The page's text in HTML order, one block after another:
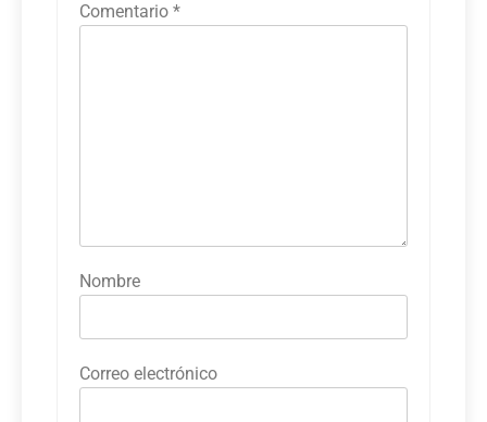
Comentario *
Nombre
Correo electrónico